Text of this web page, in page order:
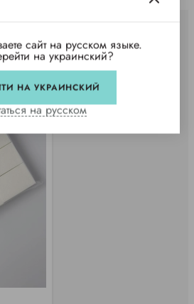
сайт на русском языке.
на украинский?
НА УКРАИНСКИЙ
на русском